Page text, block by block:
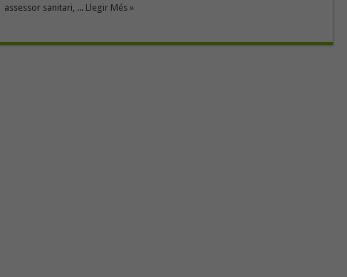
assessor sanitari, ... Llegir Més »